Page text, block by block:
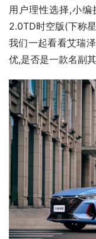
用户理性选择,小
2.0TD时空版(下称
我们一起看看艾瑞
优,是否是一款名副